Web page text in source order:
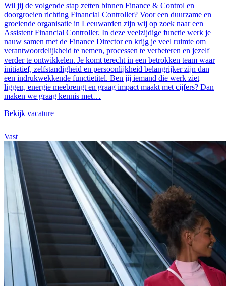
Wil jij de volgende stap zetten binnen Finance & Control en
doorgroeien richting Financial Controller? Voor een duurzame en
groeiende organisatie in Leeuwarden zijn wij op zoek naar een
Assistent Financial Controller. In deze veelzijdige functie werk je
nauw samen met de Finance Director en krijg je veel ruimte om
verantwoordelijkheid te nemen, processen te verbeteren en jezelf
verder te ontwikkelen. Je komt terecht in een betrokken team waar
initiatief, zelfstandigheid en persoonlijkheid belangrijker zijn dan
een indrukwekkende functietitel. Ben jij iemand die werk ziet
liggen, energie meebrengt en graag impact maakt met cijfers? Dan
maken we graag kennis met…
Bekijk vacature
Vast